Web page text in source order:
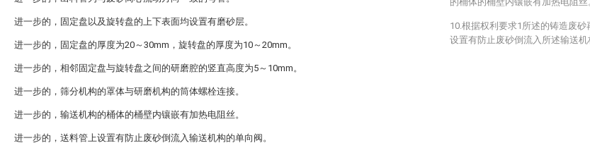
进一步的，固定盘以及旋转盘的上下表面均设置有磨砂层。
进一步的，固定盘的厚度为20～30mm，旋转盘的厚度为10～20mm。
进一步的，相邻固定盘与旋转盘之间的研磨腔的竖直高度为5～10mm。
进一步的，筛分机构的罩体与研磨机构的筒体螺栓连接。
进一步的，输送机构的桶体的桶壁内镶嵌有加热电阻丝。
进一步的，送料管上设置有防止废砂倒流入输送机构的单向阀。
10.根据权利要求1所述的铸造废
设置有防止废砂倒流入所述输送机